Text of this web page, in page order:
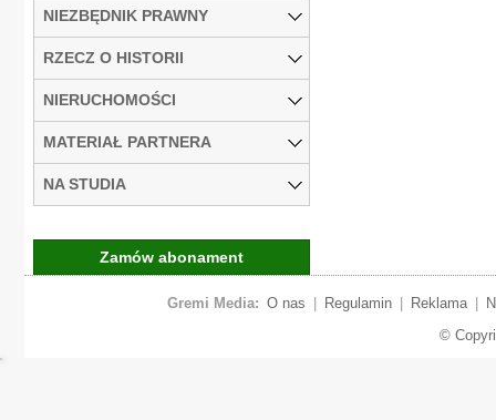
NIEZBĘDNIK PRAWNY
RZECZ O HISTORII
NIERUCHOMOŚCI
MATERIAŁ PARTNERA
NA STUDIA
Zamów abonament
Gremi Media: O nas Regulamin Reklama
©